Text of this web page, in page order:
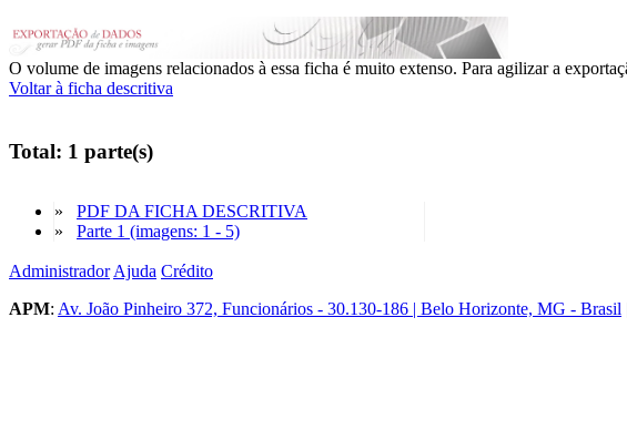
O volume de imagens relacionados à essa ficha é muito extenso. Para agilizar a
Voltar à ficha descritiva
Total: 1 parte(s)
» PDF DA FICHA DESCRITIVA
» Parte 1 (imagens: 1 - 5)
AdministradorAjuda Crédito
APM: Av. João Pinheiro 372, Funcionários - 30.130-186 | Belo Horizonte, MG - Brasil